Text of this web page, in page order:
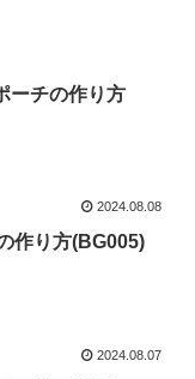
ーチの作り方
2024.08.08
作り方(BG005)
2024.08.07